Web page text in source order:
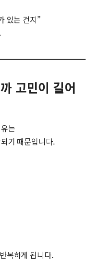
있는 건지”
고민이 길어
는
기 때문입니다.
복하게 됩니다.